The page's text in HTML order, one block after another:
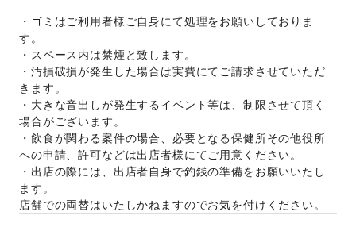
・ゴミはご利用者様ご自身にて処理をお願いしておりま
す。
・スペース内は禁煙と致します。
・汚損破損が発生した場合は実費にてご請求させていただ
きます。
・大きな音出しが発生するイベント等は、制限させて頂く
場合がございます。
・飲食が関わる案件の場合、必要となる保健所その他役所
への申請、許可などは出店者様にてご用意ください。
・出店の際には、出店者自身で釣銭の準備をお願いいたし
ます。
店舗での両替はいたしかねますのでお気を付けください。